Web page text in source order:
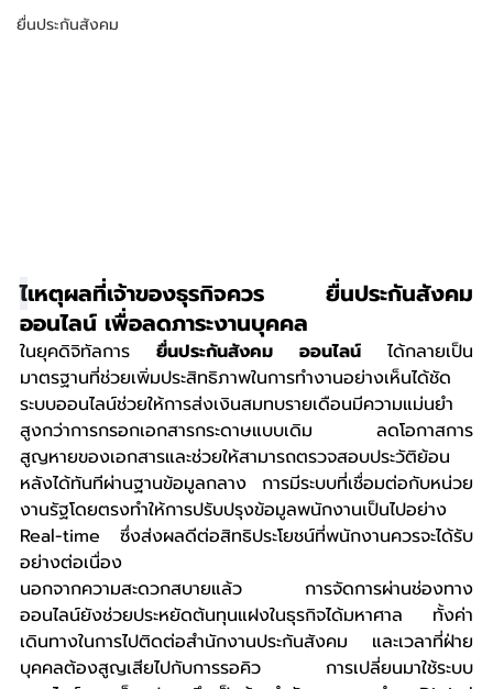
ยื่นประกันสังคม
ไเหตุผลที่เจ้าของธุรกิจควร ยื่นประกันสังคม
ออนไลน์ เพื่อลดภาระงานบุคคล
ในยุคดิจิทัลการ ยื่นประกันสังคม ออนไลน์ ได้กลายเป็น
มาตรฐานที่ช่วยเพิ่มประสิทธิภาพในการทำงานอย่างเห็นได้ชัด
ระบบออนไลน์ช่วยให้การส่งเงินสมทบรายเดือนมีความแม่นยำ
สูงกว่าการกรอกเอกสารกระดาษแบบเดิม ลดโอกาสการ
สูญหายของเอกสารและช่วยให้สามารถตรวจสอบประวัติย้อน
หลังได้ทันทีผ่านฐานข้อมูลกลาง การมีระบบที่เชื่อมต่อกับหน่วย
งานรัฐโดยตรงทำให้การปรับปรุงข้อมูลพนักงานเป็นไปอย่าง
Real-time ซึ่งส่งผลดีต่อสิทธิประโยชน์ที่พนักงานควรจะได้รับ
อย่างต่อเนื่อง
นอกจากความสะดวกสบายแล้ว การจัดการผ่านช่องทาง
ออนไลน์ยังช่วยประหยัดต้นทุนแฝงในธุรกิจได้มหาศาล ทั้งค่า
เดินทางในการไปติดต่อสำนักงานประกันสังคม และเวลาที่ฝ่าย
บุคคลต้องสูญเสียไปกับการรอคิว การเปลี่ยนมาใช้ระบบ